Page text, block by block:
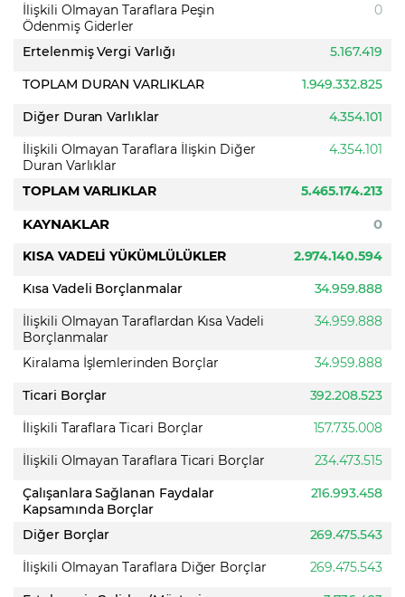
İlişkili Olmayan Taraflara Peşin
Ödenmiş Giderler
0
Ertelenmiş Vergi Varlığı
5.167.419
TOPLAM DURAN VARLIKLAR
1.949.332.825
Diğer Duran Varlıklar
4.354.101
İlişkili Olmayan Taraflara İlişkin Diğer
Duran Varlıklar
4.354.101
TOPLAM VARLIKLAR 5.465.174.213
KAYNAKLAR 0
KISA VADELİ YÜKÜMLÜLÜKLER
2.974.140.594
Kısa Vadeli Borçlanmalar
34.959.888
İlişkili Olmayan Taraflardan Kısa Vadeli
Borçlanmalar
34.959.888
Kiralama İşlemlerinden Borçlar
34.959.888
Ticari Borçlar
392.208.523
İlişkili Taraflara Ticari Borçlar
157.735.008
İlişkili Olmayan Taraflara Ticari Borçlar
234.473.515
Çalışanlara Sağlanan Faydalar
Kapsamında Borçlar
216.993.458
Diğer Borçlar
269.475.543
İlişkili Olmayan Taraflara Diğer Borçlar
269.475.543